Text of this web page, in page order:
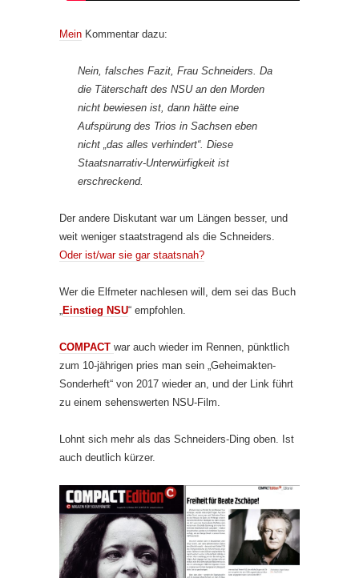
Mein Kommentar dazu:
Nein, falsches Fazit, Frau Schneiders. Da
die Täterschaft des NSU an den Morden
nicht bewiesen ist, dann hätte eine
Aufspürung des Trios in Sachsen eben
nicht „das alles verhindert“. Diese
Staatsnarrativ-Unterwürfigkeit ist
erschreckend.
Der andere Diskutant war um Längen besser, und
weit weniger staatstragend als die Schneiders.
Oder ist/war sie gar staatsnah?
Wer die Elfmeter nachlesen will, dem sei das Buch
Einstieg NSU“ empfohlen.
COMPACT war auch wieder im Rennen, pünktlich
zum 10-jährigen pries man sein „Geheimakten-
Sonderheft“ von 2017 wieder an, und der Link führt
zu einem sehenswerten NSU-Film.
Lohnt sich mehr als das Schneiders-Ding oben. Ist
auch deutlich kürzer.